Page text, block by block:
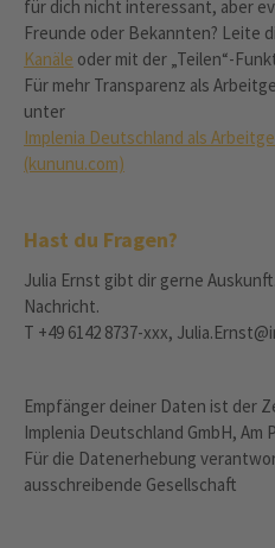
für dich nicht interessant, aber
Freunde oder Bekannten? Leite
Kanäle oder mit der „Teilen“-
Für mehr Transparenz als
unter
Implenia Deutschland als
(kununu.com)
Hast du Fragen?
Julia Ernst gibt dir gerne
Nachricht.
T +49 6142 8737-xxx,
Empfänger deiner Daten ist der
Implenia Deutschland GmbH, Am
Für die Datenerhebung
ausschreibende Gesellschaft